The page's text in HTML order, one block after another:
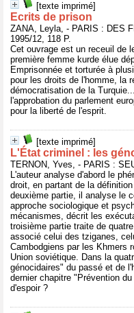
[texte imprimé]
Ecrits de prison
ZANA, Leyla, - PARIS : DES
1995/12, 118 P.
Cet ouvrage est un receuil de
première femme kurde élue
Emprisonnée et torturée à
pour les droits de l'homme, la
démocratisation de la
l'approbation du parlement
pour la liberté de l'esprit.
[texte imprimé]
L'État criminel : les
TERNON, Yves, - PARIS :
L'auteur analyse d'abord le
droit, en partant de la
deuxième partie, il analyse le
approche sociologique et
mécanismes, décrit les
troisième partie traite de
associé celui des tziganes,
Cambodgiens par les Khmers
Union soviétique. Dans la
génocidaires" du passé et de
dernier chapitre "Prévention
d'espoir ?